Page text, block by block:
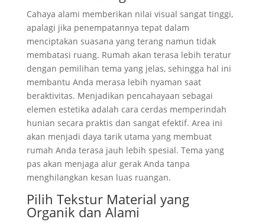
Cahaya alami memberikan nilai visual sangat tinggi,
apalagi jika penempatannya tepat dalam
menciptakan suasana yang terang namun tidak
membatasi ruang. Rumah akan terasa lebih teratur
dengan pemilihan tema yang jelas, sehingga hal ini
membantu Anda merasa lebih nyaman saat
beraktivitas. Menjadikan pencahayaan sebagai
elemen estetika adalah cara cerdas memperindah
hunian secara praktis dan sangat efektif. Area ini
akan menjadi daya tarik utama yang membuat
rumah Anda terasa jauh lebih spesial. Tema yang
pas akan menjaga alur gerak Anda tanpa
menghilangkan kesan luas ruangan.
Pilih Tekstur Material yang
Organik dan Alami